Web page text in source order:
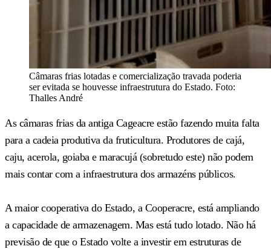
Câmaras frias lotadas e comercialização travada poderia
ser evitada se houvesse infraestrutura do Estado. Foto:
Thalles André
As câmaras frias da antiga Cageacre estão fazendo muita falta
para a cadeia produtiva da fruticultura. Produtores de cajá,
caju, acerola, goiaba e maracujá (sobretudo este) não podem
mais contar com a infraestrutura dos armazéns públicos.
A maior cooperativa do Estado, a Cooperacre, está ampliando
a capacidade de armazenagem. Mas está tudo lotado. Não há
previsão de que o Estado volte a investir em estruturas de